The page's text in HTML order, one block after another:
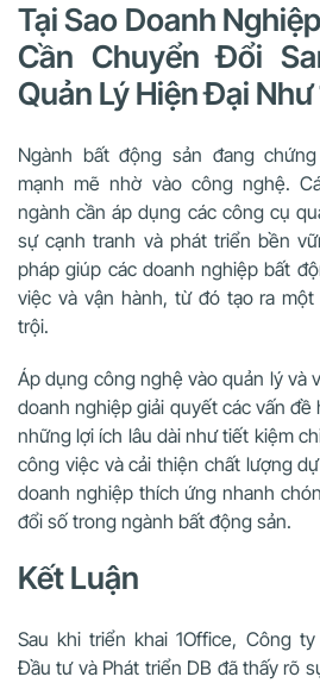
Tại Sao Doanh
Cần Chuyển Đổi
Quản Lý Hiện Đại
Ngành bất động sản đang
mạnh mẽ nhờ vào công nghệ.
ngành cần áp dụng các công cụ
sự cạnh tranh và phát triển bền
pháp giúp các doanh nghiệp bất
việc và vận hành, từ đó tạo ra
trội.
Áp dụng công nghệ vào quản lý và
doanh nghiệp giải quyết các vấn đề
những lợi ích lâu dài như tiết kiệm
công việc và cải thiện chất lượng
doanh nghiệp thích ứng nhanh
đổi số trong ngành bất động sản.
Kết Luận
Sau khi triển khai 1Office, Công
Đầu tư và Phát triển DB đã thấy rõ